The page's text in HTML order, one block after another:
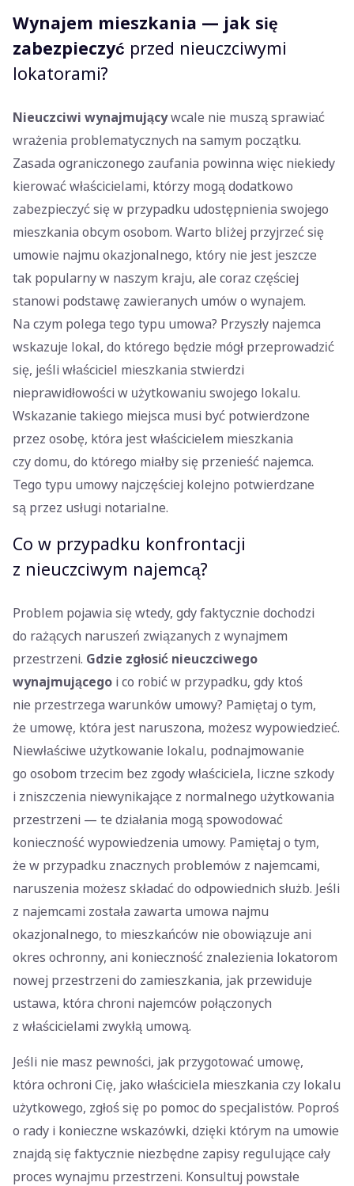
Wynajem mieszkania — jak się
zabezpieczyć przed nieuczciwymi
lokatorami?
Nieuczciwi wynajmującywcale nie muszą sprawiać
wrażenia problematycznych na samym początku.
Zasada ograniczonego zaufania powinna więc niekiedy
kierować właścicielami, którzy mogą dodatkowo
zabezpieczyć się w przypadku udostępnienia swojego
mieszkania obcym osobom. Warto bliżej przyjrzeć się
umowie najmu okazjonalnego, który nie jest jeszcze
tak popularny w naszym kraju, ale coraz częściej
stanowi podstawę zawieranych umów o wynajem.
Na czym polega tego typu umowa? Przyszły najemca
wskazuje lokal, do którego będzie mógł przeprowadzić
się, jeśli właściciel mieszkania stwierdzi
nieprawidłowości w użytkowaniu swojego lokalu.
Wskazanie takiego miejsca musi być potwierdzone
przez osobę, która jest właścicielem mieszkania
czy domu, do którego miałby się przenieść najemca.
Tego typu umowy najczęściej kolejno potwierdzane
są przez usługi notarialne.
Co w przypadku konfrontacji
z nieuczciwym najemcą?
Problem pojawia się wtedy, gdy faktycznie dochodzi
do rażących naruszeń związanych z wynajmem
przestrzeni. Gdzie zgłosić nieuczciwego
wynajmującego i co robić w przypadku, gdy ktoś
nie przestrzega warunków umowy? Pamiętaj o tym,
że umowę, która jest naruszona, możesz wypowiedzieć.
Niewłaściwe użytkowanie lokalu, podnajmowanie
go osobom trzecim bez zgody właściciela, liczne szkody
i zniszczenia niewynikające z normalnego użytkowania
przestrzeni — te działania mogą spowodować
konieczność wypowiedzenia umowy. Pamiętaj o tym,
że w przypadku znacznych problemów z najemcami,
naruszenia możesz składać do odpowiednich służb. Jeśli
z najemcami została zawarta umowa najmu
okazjonalnego, to mieszkańców nie obowiązuje ani
okres ochronny, ani konieczność znalezienia lokatorom
nowej przestrzeni do zamieszkania, jak przewiduje
ustawa, która chroni najemców połączonych
z właścicielami zwykłą umową.
Jeśli nie masz pewności, jak przygotować umowę,
która ochroni Cię, jako właściciela mieszkania czy lokalu
użytkowego, zgłoś się po pomoc do specjalistów. Poproś
o rady i konieczne wskazówki, dzięki którym na umowie
znajdą się faktycznie niezbędne zapisy regulujące cały
proces wynajmu przestrzeni. Konsultuj powstałe